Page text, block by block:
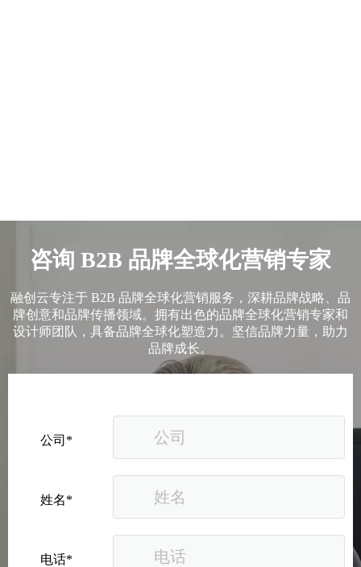
咨询 B2B 品牌全球化营销专家
融创云专注于 B2B 品牌全球化营销服务，深耕品牌战略、品
牌创意和品牌传播领域。拥有出色的品牌全球化营销专家和
设计师团队，具备品牌全球化塑造力。坚信品牌力量，助力
品牌成长。
公司*
姓名*
电话*